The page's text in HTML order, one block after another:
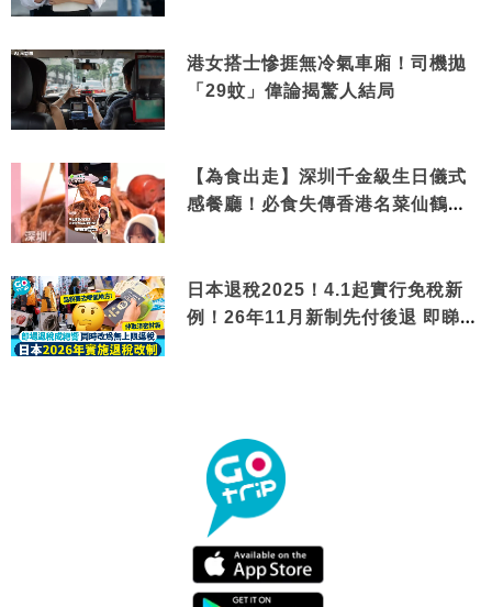
港女搭士慘捱無冷氣車廂！司機拋
「29蚊」偉論揭驚人結局
【為食出走】深圳千金級生日儀式
感餐廳！必食失傳香港名菜仙鶴神
日本退稅2025！4.1起實行免稅新
例！26年11月新制先付後退 即睇步